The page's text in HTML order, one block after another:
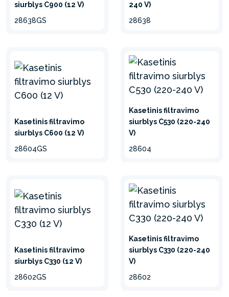
siurblys C900 (12 V)
28638GS
240 V)
28638
Kasetinis filtravimo
siurblys C600 (12 V)
28604GS
Kasetinis filtravimo
siurblys C530 (220-240
V)
28604
Kasetinis filtravimo
siurblys C330 (12 V)
28602GS
Kasetinis filtravimo
siurblys C330 (220-240
V)
28602